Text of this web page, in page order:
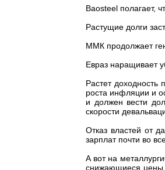
Baosteel полагает,
Растущие долги
ММК продолжает
Евраз наращивает
Растет
роста инфляции и
и должен вести
скорости
Отказ властей от
зарплат почти во
А вот на
снижающиеся цены